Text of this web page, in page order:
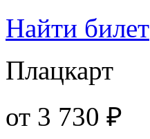
Найти билет
Плацкарт
от 3 730 ₽